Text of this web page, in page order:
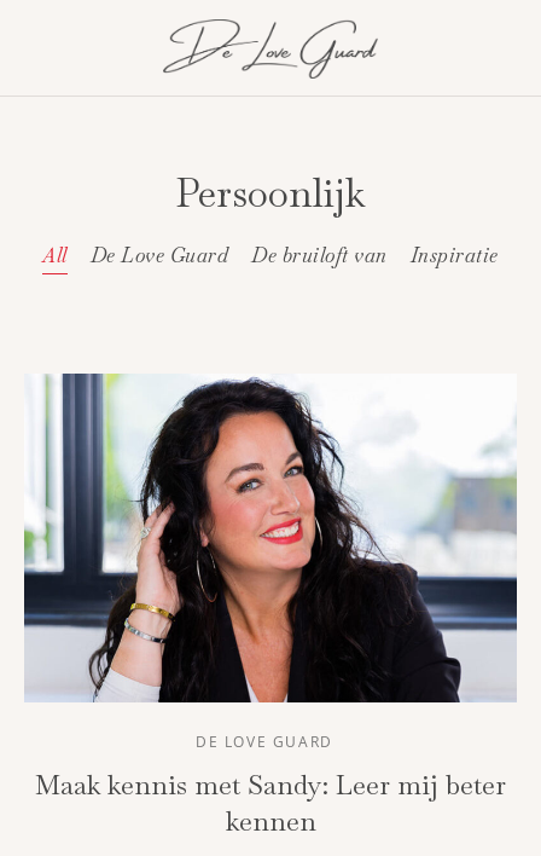
Persoonlijk
All De Love Guard De bruiloft van Inspiratie
DE LOVE GUARD
Maak kennis met Sandy: Leer mij beter
kennen